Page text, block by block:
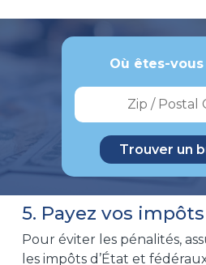
Où êtes-
5. Payez vos
Pour éviter les pénalités,
les impôts d’État et